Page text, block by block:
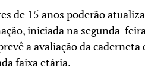
de 15 anos poderão
iniciada na segunda-
a avaliação da caderneta
faixa etária.